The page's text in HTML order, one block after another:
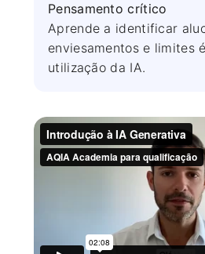
Pensamento crítico
Aprende a identificar
enviesamentos e limites
utilização da IA.